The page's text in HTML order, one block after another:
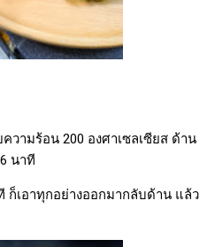
ามร้อน 200 องศาเซลเซียส ด้าน
นาที
ก็เอาทุกอย่างออกมากลับด้าน แล้ว